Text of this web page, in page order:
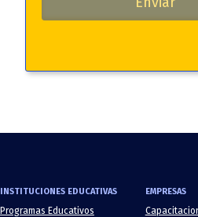
INSTITUCIONES EDUCATIVAS
Programas Educativos
EMPRESAS